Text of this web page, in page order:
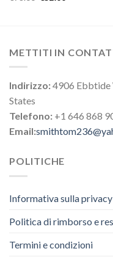
METTITI IN
Indirizzo:4906 Ebbtide
States
Telefono: +1 646 868
Email:
POLITICHE
Informativa sulla privacy
Politica di rimborso e
Termini e condizioni